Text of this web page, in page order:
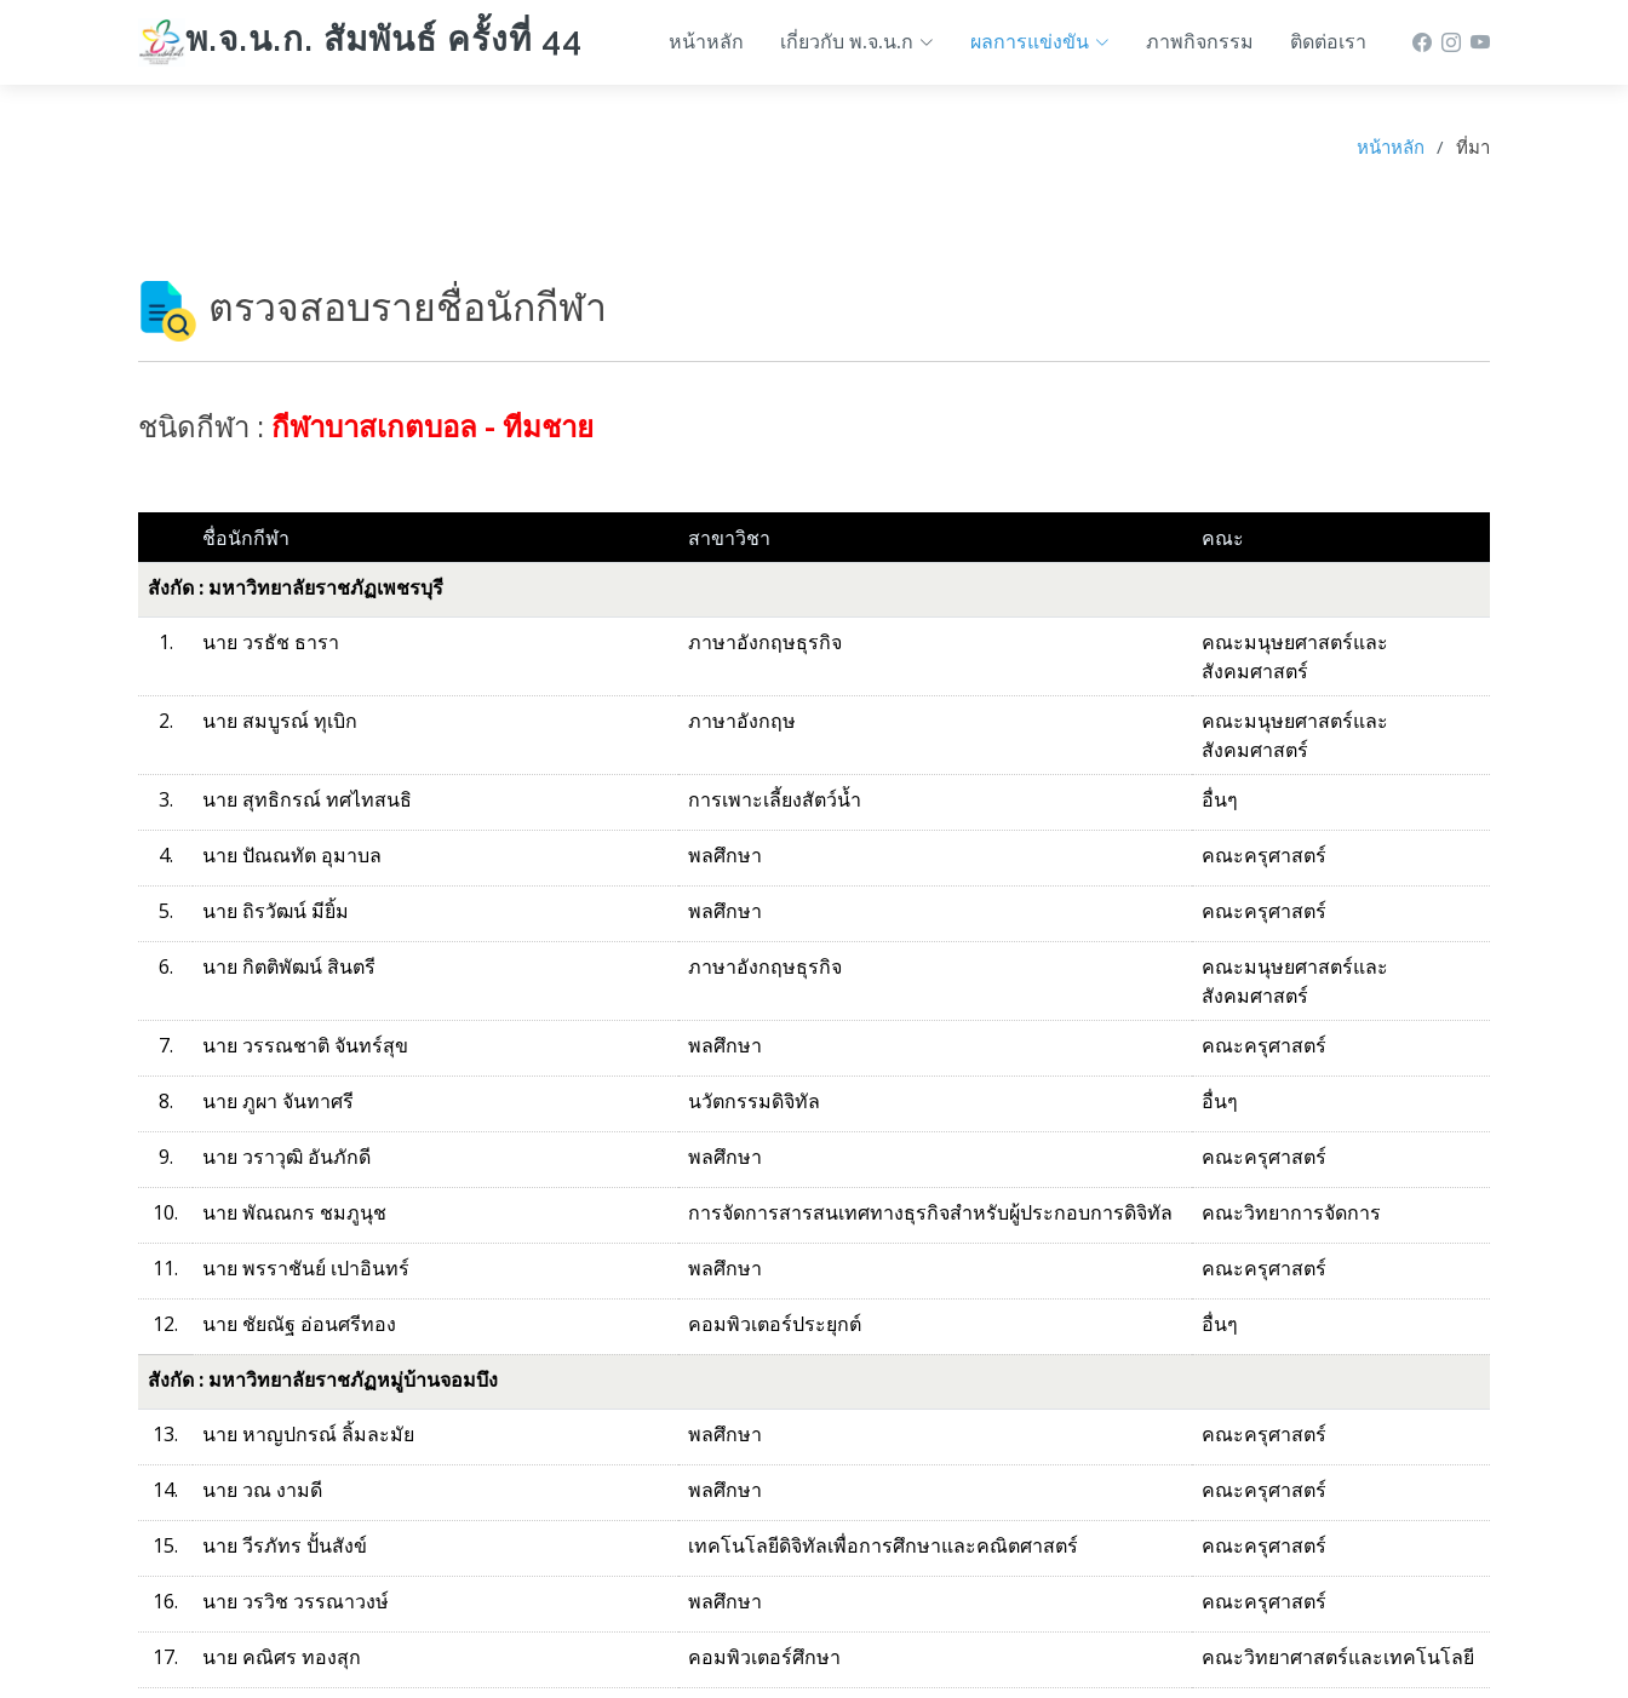
พ.จ.น.ก. สัมพันธ์ ครั้งที่ 44 หน้าหลัก เกี่ยวกับ พ.จ.น.ก ผลการแข่งขัน ภาพกิจกรรม ติดต่อเรา
หน้าหลัก ที่มา
ตรวจสอบรายชื่อนักกีฬา
ชนิดกีฬา : กีฬาบาสเกตบอล - ทีมชาย
ชื่อนักกีฬา สาขาวิชา
คณะ
สังกัด : มหาวิทยาลัยราชภัฏเพชรบุรี
1. นาย วรธัช ธารา ภาษาอังกฤษธุรกิจ
คณะมนุษยศาสตร์และ
สังคมศาสตร์
2.
นาย สมบูรณ์ ทุเบิก ภาษาอังกฤษ
คณะมนุษยศาสตร์และ
สังคมศาสตร์
3.
นาย สุทธิกรณ์ ทศไทสนธิ การเพาะเลี้ยงสัตว์น้ำ อื่นๆ
4. นาย ปัณณทัต อุมาบล พลศึกษา คณะครุศาสตร์
5. นาย ถิรวัฒน์ มียิ้ม พลศึกษา คณะครุศาสตร์
6. นาย กิตติพัฒน์ สินตรี ภาษาอังกฤษธุรกิจ
คณะมนุษยศาสตร์และ
สังคมศาสตร์
7.
นาย วรรณชาติ จันทร์สุข พลศึกษา คณะครุศาสตร์
8. นาย ภูผา จันทาศรี นวัตกรรมดิจิทัล อื่นๆ
9. นาย วราวุฒิ อันภักดี พลศึกษา คณะครุศาสตร์
10. นาย พัณณกร ชมภูนุช การจัดการสารสนเทศทางธุรกิจสำหรับผู้ประกอบการดิจิทัล คณะวิทยาการจัดการ
11. นาย พรราชันย์ เปาอินทร์ พลศึกษา คณะครุศาสตร์
12. นาย ชัยณัฐ อ่อนศรีทอง คอมพิวเตอร์ประยุกต์ อื่นๆ
สังกัด : มหาวิทยาลัยราชภัฏหมู่บ้านจอมบึง
13. นาย หาญปกรณ์ ลิ้มละมัย พลศึกษา คณะครุศาสตร์
14. นาย วณ งามดี พลศึกษา คณะครุศาสตร์
15. นาย วีรภัทร ปั้นสังข์ เทคโนโลยีดิจิทัลเพื่อการศึกษาและคณิตศาสตร์ คณะครุศาสตร์
16. นาย วรวิช วรรณาวงษ์ พลศึกษา คณะครุศาสตร์
17. นาย คณิศร ทองสุก คอมพิวเตอร์ศึกษา คณะวิทยาศาสตร์และเทคโนโลยี